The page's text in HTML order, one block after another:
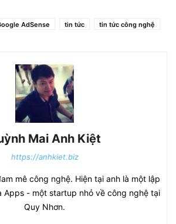
AdSense tin tức tin tức công nghệ
Mai Anh Kiệt
https://anhkiet.biz
mê công nghệ. Hiện tại anh là một lập
Apps - một startup nhỏ về công nghệ tại
Quy Nhơn.